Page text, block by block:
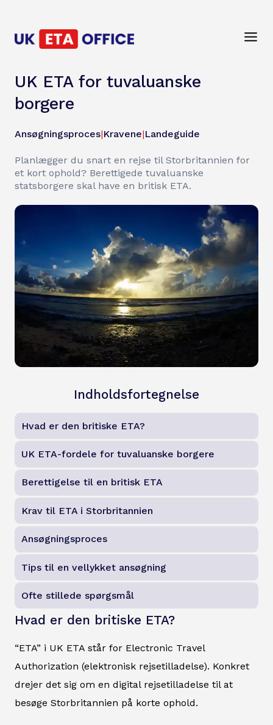
UK ETA for tuvaluanske
borgere
Ansøgningsproces|Kravene|Landeguide
Planlægger du snart en rejse til Storbritannien for
et kort ophold? Berettigede tuvaluanske
statsborgere skal have en britisk ETA.
Indholdsfortegnelse
Hvad er den britiske ETA?
UK ETA-fordele for tuvaluanske borgere
Berettigelse til en britisk ETA
Krav til ETA i Storbritannien
Ansøgningsproces
Tips til en vellykket ansøgning
Ofte stillede spørgsmål
Hvad er den britiske ETA?
“ETA” i UK ETA står for Electronic Travel
Authorization (elektronisk rejsetilladelse). Konkret
drejer det sig om en digital rejsetilladelse til at
besøge Storbritannien på korte ophold.